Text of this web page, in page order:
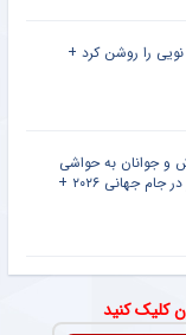
را روشن کرد +
و جوانان به حواشی
جنجالی دیدار ایران و مصر در جام جهانی ۲۰۲۶ +
کلیک کنید